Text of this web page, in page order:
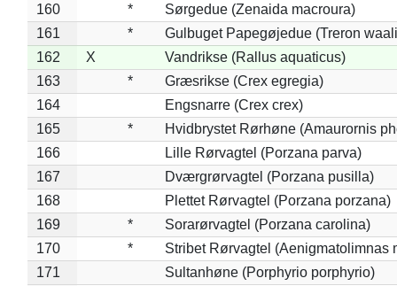
160
*
Sørgedue (Zenaida macroura)
161
*
Gulbuget Papegøjedue (Treron
162
X
Vandrikse (Rallus aquaticus)
163
*
Græsrikse (Crex egregia)
164
Engsnarre (Crex crex)
165
*
Hvidbrystet Rørhøne (Amaurornis
166
Lille Rørvagtel (Porzana parva)
167
Dværgrørvagtel (Porzana pusilla)
168
Plettet Rørvagtel (Porzana porzana)
169
*
Sorarørvagtel (Porzana carolina)
170
*
Stribet Rørvagtel (Aenigmatolimnas
171
Sultanhøne (Porphyrio porphyrio)